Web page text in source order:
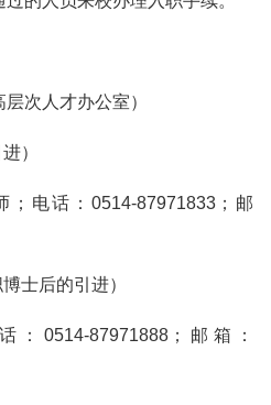
次人才办公室）
）
电话：0514-87971833；邮
士后的引进）
0514-87971888；邮箱：